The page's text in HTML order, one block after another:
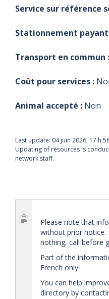
Service sur référence
Stationnement
Transport en commun :
Coût pour services :
Animal accepté : Non
Last update: 04 juin 2026, 17 h
Updating of resources is
network staff.
Please note that
without prior notice.
nothing, call before
Part of the
French only.
You can help
directory by